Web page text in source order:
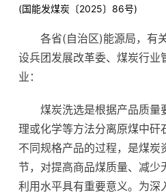
(国能发煤炭〔2025〕86号)
各省(自治区)能源局，有
设兵团发展改革委、煤炭行业
业：
煤炭洗选是根据产品质量
理或化学等方法分离原煤中矸
不同规格产品的过程，是煤炭
节，对提高商品煤质量、减少
利用水平具有重要意义。为深